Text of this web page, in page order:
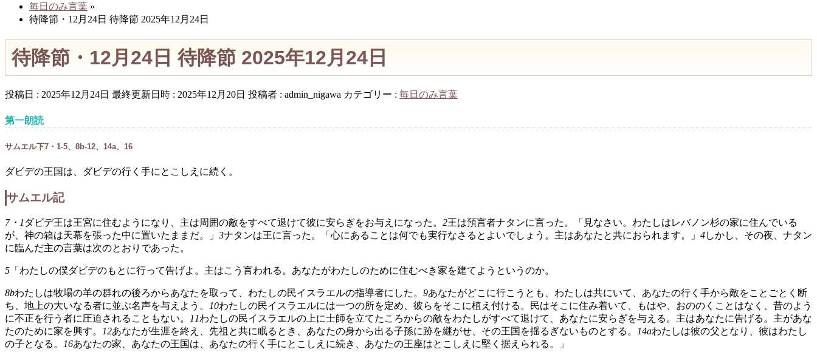
毎日のみ言葉 »
待降節・12月24日 待降節 2025年12月24日
待降節・12月24日 待降節 2025年12月24日
投稿日 : 2025年12月24日 最終更新日時 : 2025年12月20日 投稿者 : admin_nigawa カテゴリー : 毎日のみ言葉
第一朗読
サムエル下7・1-5、8b-12、14a、16
ダビデの王国は、ダビデの行く手にとこしえに続く。
サムエル記
7・1 ダビデ王は王宮に住むようになり、主は周囲の敵をすべて退けて彼に安らぎをお与えになった。 2王は預言者ナタンに言った。「見なさい。わたしはレバノン杉の家に住んでいる
が、神の箱は天幕を張った中に置いたままだ。」 3ナタンは王に言った。「心にあることは何でも実行なさるとよいでしょう。主はあなたと共におられます。」 4しかし、その夜、ナタン
に臨んだ主の言葉は次のとおりであった。
5 「わたしの僕ダビデのもとに行って告げよ。主はこう言われる。あなたがわたしのために住むべき家を建てようというのか。
8bわたしは牧場の羊の群れの後ろからあなたを取って、わたしの民イスラエルの指導者にした。 9あなたがどこに行こうとも、わたしは共にいて、あなたの行く手から敵をことごとく断
ち、地上の大いなる者に並ぶ名声を与えよう。
10わたしの民イスラエルには一つの所を定め、彼らをそこに植え付ける。民はそこに住み着いて、もはや、おののくことはなく、昔のよう
に不正を行う者に圧迫されることもない。
11わたしの民イスラエルの上に士師を立てたころからの敵をわたしがすべて退けて、あなたに安らぎを与える。主はあなたに告げる。主があな
たのために家を興す。
12あなたが生涯を終え、先祖と共に眠るとき、あなたの身から出る子孫に跡を継がせ、その王国を揺るぎないものとする。 14aわたしは彼の父となり、彼はわたし
の子となる。
16あなたの家、あなたの王国は、あなたの行く手にとこしえに続き、あなたの王座はとこしえに堅く据えられる。」